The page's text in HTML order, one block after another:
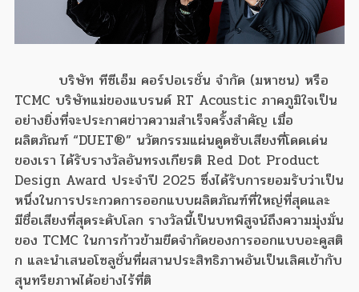
บริษัท ทีซีเอ็ม คอร์ปอเรชั่น จำกัด (มหาชน) หรือ
TCMC บริษัทแม่ของแบรนด์ RT Acoustic ภาคภูมิใจเป็น
อย่างยิ่งที่จะประกาศข่าวความสำเร็จครั้งสำคัญ เมื่อ
ผลิตภัณฑ์ “DUET®” นวัตกรรมแผ่นดูดซับเสียงที่โดดเด่น
ของเรา ได้รับรางวัลอันทรงเกียรติ Red Dot Product
Design Award ประจำปี 2025 ซึ่งได้รับการยอมรับว่าเป็น
หนึ่งในการประกวดการออกแบบผลิตภัณฑ์ที่ใหญ่ที่สุดและ
มีชื่อเสียงที่สุดระดับโลก รางวัลนี้เป็นบทพิสูจน์ถึงความมุ่งมั่น
ของ TCMC ในการก้าวข้ามขีดจำกัดของการออกแบบอะคูสติ
ก และนำเสนอโซลูชั่นที่ผสานประสิทธิภาพอันเป็นเลิศเข้ากับ
สุนทรียภาพได้อย่างไร้ที่ติ